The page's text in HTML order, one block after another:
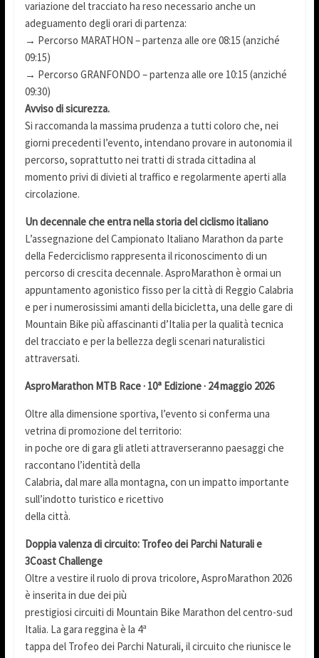
variazione del tracciato ha reso necessario anche un
adeguamento degli orari di partenza:
→ Percorso MARATHON – partenza alle ore 08:15 (anziché
09:15)
→ Percorso GRANFONDO – partenza alle ore 10:15 (anziché
09:30)
Avviso di sicurezza.
Si raccomanda la massima prudenza a tutti coloro che, nei
giorni precedenti l’evento, intendano provare in autonomia il
percorso, soprattutto nei tratti di strada cittadina al
momento privi di divieti al traffico e regolarmente aperti alla
circolazione.
Un decennale che entra nella storia del ciclismo italiano
L’assegnazione del Campionato Italiano Marathon da parte
della Federciclismo rappresenta il riconoscimento di un
percorso di crescita decennale. AsproMarathon è ormai un
appuntamento agonistico fisso per la città di Reggio Calabria
e per i numerosissimi amanti della bicicletta, una delle gare di
Mountain Bike più affascinanti d’Italia per la qualità tecnica
del tracciato e per la bellezza degli scenari naturalistici
attraversati.
AsproMarathon MTB Race · 10ª Edizione · 24 maggio 2026
Oltre alla dimensione sportiva, l’evento si conferma una
vetrina di promozione del territorio:
in poche ore di gara gli atleti attraverseranno paesaggi che
raccontano l’identità della
Calabria, dal mare alla montagna, con un impatto importante
sull’indotto turistico e ricettivo
della città.
Doppia valenza di circuito: Trofeo dei Parchi Naturali e
3Coast Challenge
Oltre a vestire il ruolo di prova tricolore, AsproMarathon 2026
è inserita in due dei più
prestigiosi circuiti di Mountain Bike Marathon del centro-sud
Italia. La gara reggina è la 4ª
tappa del Trofeo dei Parchi Naturali, il circuito che riunisce le